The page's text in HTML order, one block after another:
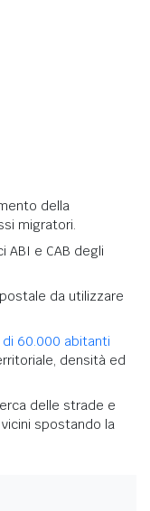
della
migratori.
ABI e CAB degli
da utilizzare
60.000 abitanti
densità ed
delle strade e
spostando la